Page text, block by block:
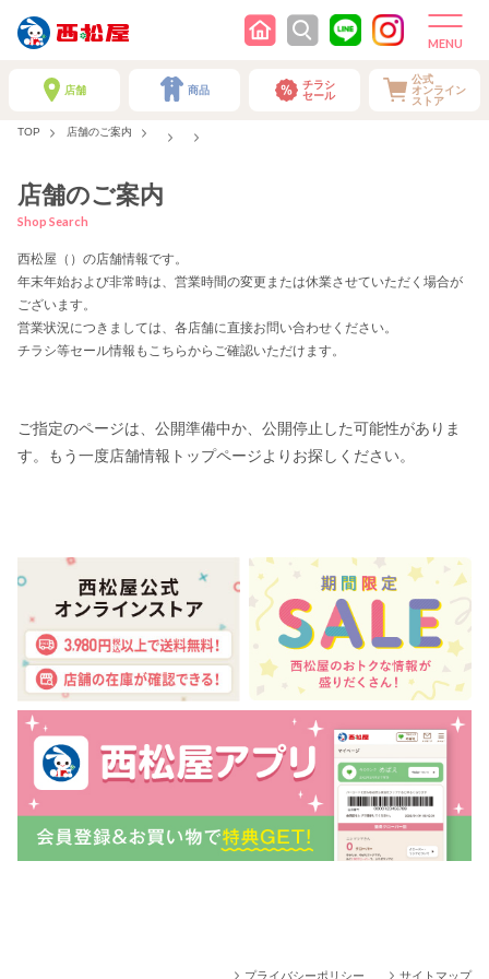
店舗 商品
チラシ
セール
公式
オンライン
ストア
TOP 店舗のご案内
店舗のご案内
Shop Search
西松屋（）の店舗情報です。
年末年始および非常時は、営業時間の変更または休業させていただく場合が
ございます。
営業状況につきましては、各店舗に直接お問い合わせください。
チラシ等セール情報もこちらからご確認いただけます。
ご指定のページは、公開準備中か、公開停止した可能性がありま
す。もう一度店舗情報トップページよりお探しください。
プライバシーポリシー サイトマップ